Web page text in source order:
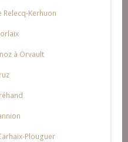
Relecq-Kerhuon
à Orvault
Plouguer